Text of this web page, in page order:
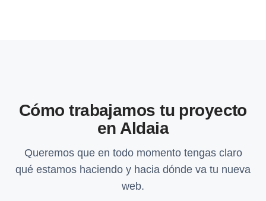
Cómo trabajamos tu proyecto
en Aldaia
Queremos que en todo momento tengas claro
qué estamos haciendo y hacia dónde va tu nueva
web.